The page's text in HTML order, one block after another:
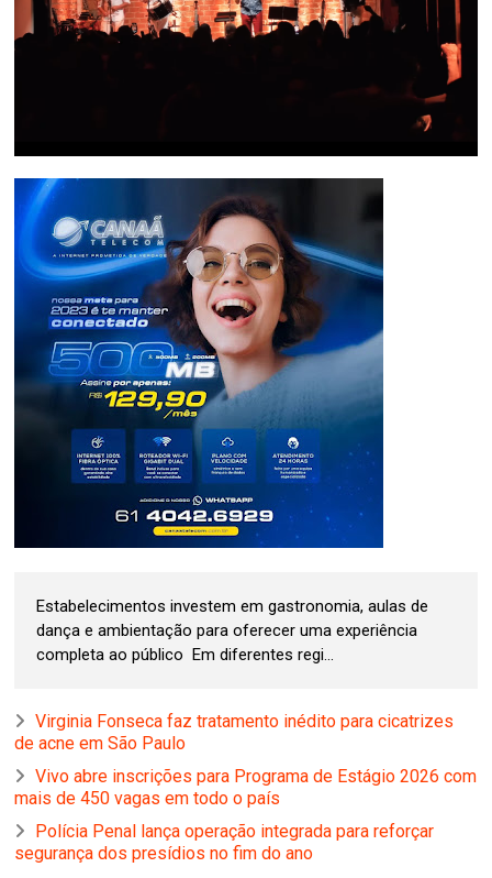
Estabelecimentos investem em gastronomia, aulas de
dança e ambientação para oferecer uma experiência
completa ao público Em diferentes regi...
Virginia Fonseca faz tratamento inédito para cicatrizes
de acne em São Paulo
Vivo abre inscrições para Programa de Estágio 2026 com
mais de 450 vagas em todo o país
Polícia Penal lança operação integrada para reforçar
segurança dos presídios no fim do ano